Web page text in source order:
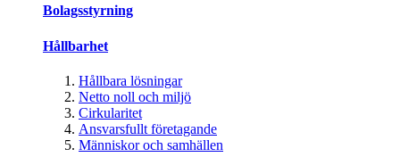
Bolagsstyrning
Hållbarhet
Hållbara lösningar
Netto noll och miljö
Cirkularitet
Ansvarsfullt företagande
Människor och samhällen